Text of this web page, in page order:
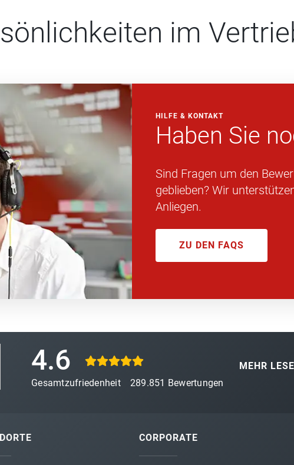
im
HILFE & KONTAKT
Haben Sie
Sind Fragen um den
geblieben? Wir
Anliegen.
ZU DEN FAQS
4.6
Gesamtzufriedenheit 289.851 Bewertungen
MEHR
CORPORATE